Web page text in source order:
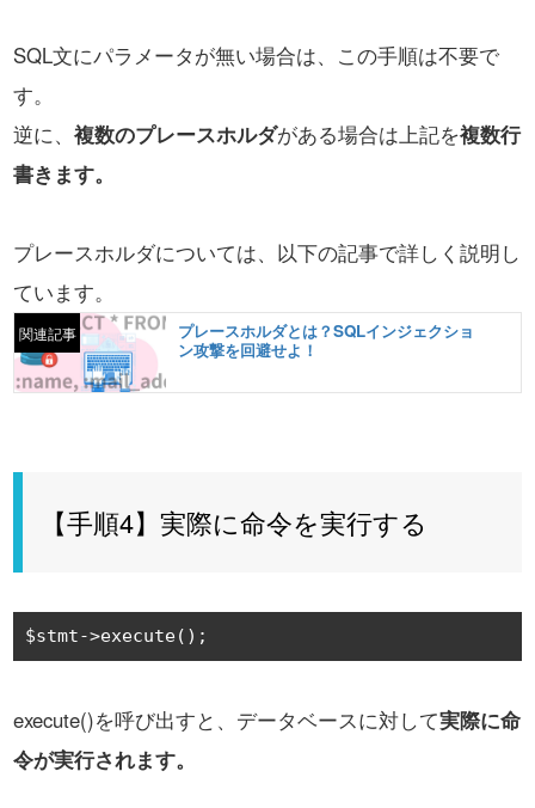
SQL文にパラメータが無い場合は、この手順は不要で
す。
逆に、 複数のプレースホルダがある場合は上記を複数行
書きます。
プレースホルダについては、以下の記事で詳しく説明し
ています。
関連記事
プレースホルダとは？SQLインジェクショ
ン攻撃を回避せよ！
【手順4】実際に命令を実行する
$stmt->execute();
execute()を呼び出すと、データベースに対して実際に命
令が実行されます。